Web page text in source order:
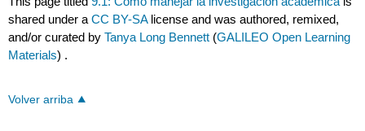
shared under aCC BY-SA license and was authored, remixed,
and/or curated byTanya Long Bennett (GALILEO Open Learning
Materials) .
Volver arriba